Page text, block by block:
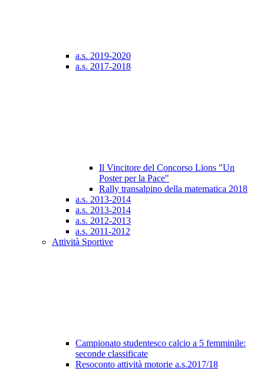
a.s. 2019-2020
a.s. 2017-2018
Il Vincitore del Concorso Lions "Un
Poster per la Pace"
Rally transalpino della matematica 2018
a.s. 2013-2014
a.s. 2013-2014
a.s. 2012-2013
a.s. 2011-2012
Attività Sportive
Campionato studentesco calcio a 5 femminile:
seconde classificate
Resoconto attività motorie a.s.2017/18